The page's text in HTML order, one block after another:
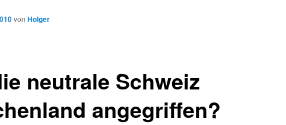
neutrale Schweiz
angegriffen?
von Holger